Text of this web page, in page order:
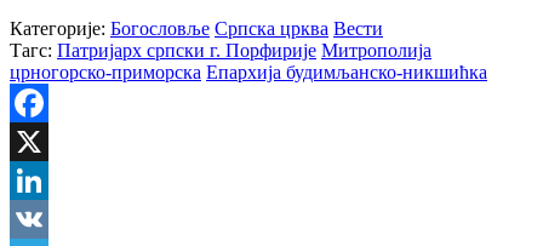
Категорије: Богословље Српска црква Вести
Тагс: Патријарх српски г. Порфирије Митрополија
црногорско-приморска Епархија будимљанско-никшићка
Facebook
X
LinkedIn